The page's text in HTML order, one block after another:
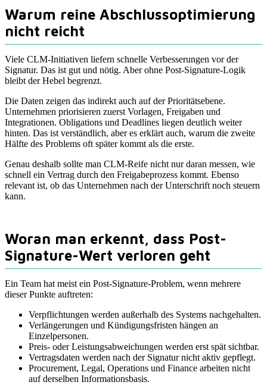
Warum reine Abschlussoptimierung
nicht reicht
Viele CLM-Initiativen liefern schnelle Verbesserungen vor der
Signatur. Das ist gut und nötig. Aber ohne Post-Signature-Logik
bleibt der Hebel begrenzt.
Die Daten zeigen das indirekt auch auf der Prioritätsebene.
Unternehmen priorisieren zuerst Vorlagen, Freigaben und
Integrationen. Obligations und Deadlines liegen deutlich weiter
hinten. Das ist verständlich, aber es erklärt auch, warum die zweite
Hälfte des Problems oft später kommt als die erste.
Genau deshalb sollte man CLM-Reife nicht nur daran messen, wie
schnell ein Vertrag durch den Freigabeprozess kommt. Ebenso
relevant ist, ob das Unternehmen nach der Unterschrift noch steuern
kann.
Woran man erkennt, dass Post-
Signature-Wert verloren geht
Ein Team hat meist ein Post-Signature-Problem, wenn mehrere
dieser Punkte auftreten:
Verpflichtungen werden außerhalb des Systems nachgehalten.
Verlängerungen und Kündigungsfristen hängen an
Einzelpersonen.
Preis- oder Leistungsabweichungen werden erst spät sichtbar.
Vertragsdaten werden nach der Signatur nicht aktiv gepflegt.
Procurement, Legal, Operations und Finance arbeiten nicht
auf derselben Informationsbasis.